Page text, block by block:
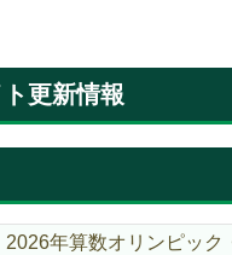
更新情報
2026年算数オリンピック